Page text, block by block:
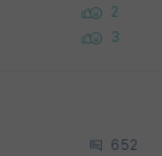
2
3
652